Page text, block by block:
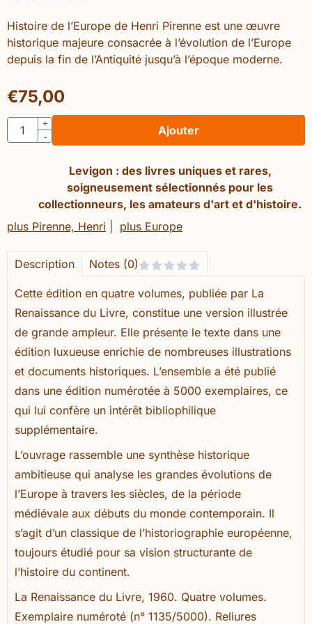
Histoire de l’Europe de Henri Pirenne est une œuvre
historique majeure consacrée à l’évolution de l’Europe
depuis la fin de l’Antiquité jusqu’à l’époque moderne.
€75,00
Quantité
+
-
Ajouter
Levigon : des livres uniques et rares,
soigneusement sélectionnés pour les
collectionneurs, les amateurs d'art et d'histoire.
plus Pirenne, Henri
plus Europe
Description Notes (0)
Cette édition en quatre volumes, publiée par La
Renaissance du Livre, constitue une version illustrée
de grande ampleur. Elle présente le texte dans une
édition luxueuse enrichie de nombreuses illustrations
et documents historiques. L’ensemble a été publié
dans une édition numérotée à 5000 exemplaires, ce
qui lui confère un intérêt bibliophilique
supplémentaire.
L’ouvrage rassemble une synthèse historique
ambitieuse qui analyse les grandes évolutions de
l’Europe à travers les siècles, de la période
médiévale aux débuts du monde contemporain. Il
s’agit d’un classique de l’historiographie européenne,
toujours étudié pour sa vision structurante de
l’histoire du continent.
La Renaissance du Livre, 1960. Quatre volumes.
Exemplaire numéroté (n° 1135/5000). Reliures